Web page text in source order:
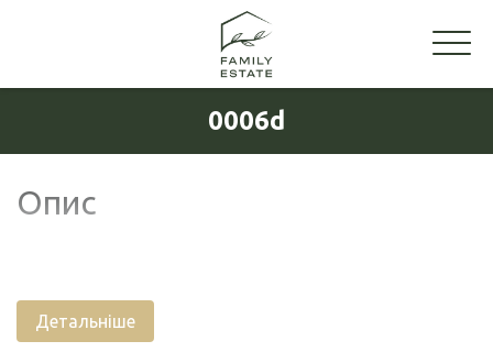
0006d
Опис
Детальніше